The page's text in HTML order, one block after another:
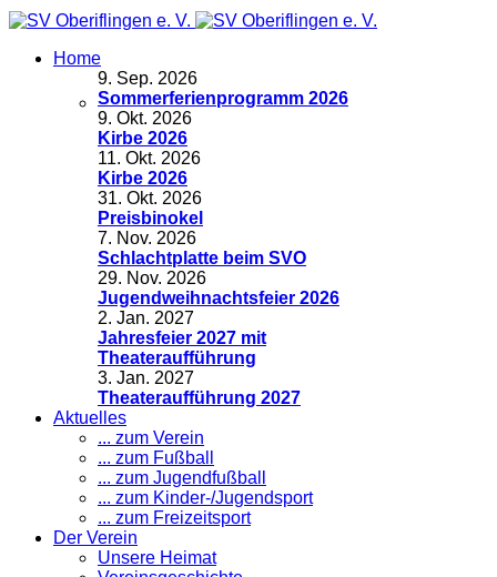
Home
9. Sep. 2026
Sommerferienprogramm 2026
9. Okt. 2026
Kirbe 2026
11. Okt. 2026
Kirbe 2026
31. Okt. 2026
Preisbinokel
7. Nov. 2026
Schlachtplatte beim SVO
29. Nov. 2026
Jugendweihnachtsfeier 2026
2. Jan. 2027
Jahresfeier 2027 mit
Theateraufführung
3. Jan. 2027
Theateraufführung 2027
Aktuelles
... zum Verein
... zum Fußball
... zum Jugendfußball
... zum Kinder-/Jugendsport
... zum Freizeitsport
Der Verein
Unsere Heimat